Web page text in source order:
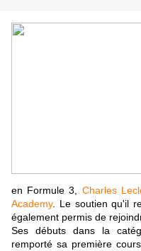
en Formule 3, Charles
Academy. Le soutien qu'il
également permis de
Ses débuts dans la
remporté sa première